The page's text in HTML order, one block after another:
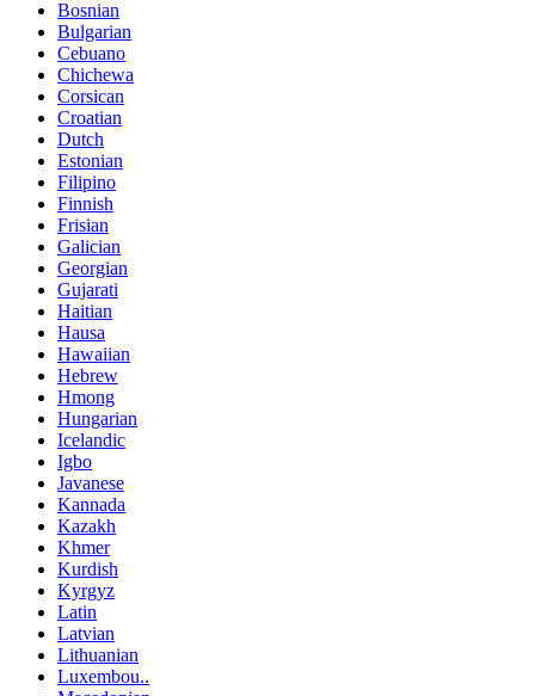
Bosnian
Bulgarian
Cebuano
Chichewa
Corsican
Croatian
Dutch
Estonian
Filipino
Finnish
Frisian
Galician
Georgian
Gujarati
Haitian
Hausa
Hawaiian
Hebrew
Hmong
Hungarian
Icelandic
Igbo
Javanese
Kannada
Kazakh
Khmer
Kurdish
Kyrgyz
Latin
Latvian
Lithuanian
Luxembou..